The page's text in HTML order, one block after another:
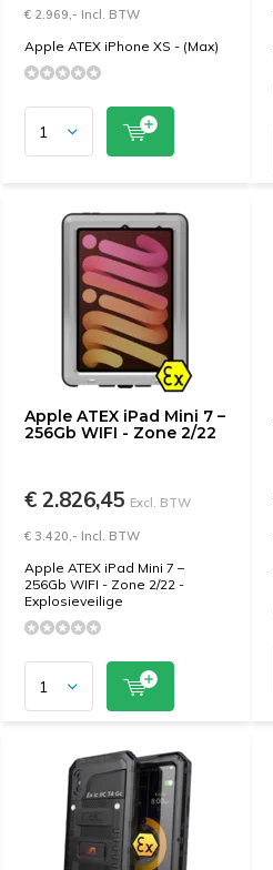
€ 2.969,- Incl. BTW
Apple ATEX iPhone XS - (Max)
Apple ATEX iPad Mini 7 –
256Gb WIFI - Zone 2/22
€ 2.826,45 Excl. BTW
€ 3.420,- Incl. BTW
Apple ATEX iPad Mini 7 –
256Gb WIFI - Zone 2/22 -
Explosieveilige